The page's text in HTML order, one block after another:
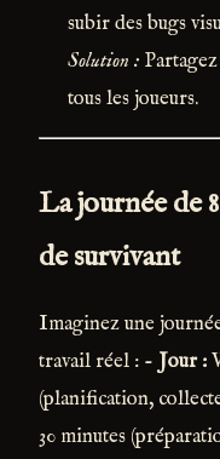
subir des bugs
Solution :
tous les joueurs.
La journée de
de survivant
Imaginez une
travail réel : - Jour :
(planification,
30 minutes